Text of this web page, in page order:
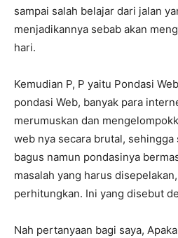
sampai salah belajar dari jalan
menjadikannya sebab akan
hari.
Kemudian P, P yaitu Pondasi
pondasi Web, banyak para
merumuskan dan
web nya secara brutal,
bagus namun pondasinya
masalah yang harus
perhitungkan. Ini yang disebut
Nah pertanyaan bagi saya,